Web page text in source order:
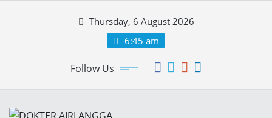
Thursday, 6 August 2026
6:45 am
Follow Us